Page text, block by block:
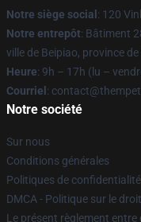
Notre siège social : 120
Notre entrepôt: Bâtiment
ville de Beipiao, province
Heure: 9h – 17h (lu –
Courriel :
Notre société
Sur nous
Conditions générales
Politiques de confidentialité
DMCA - Politique sur le
Le présent règlement